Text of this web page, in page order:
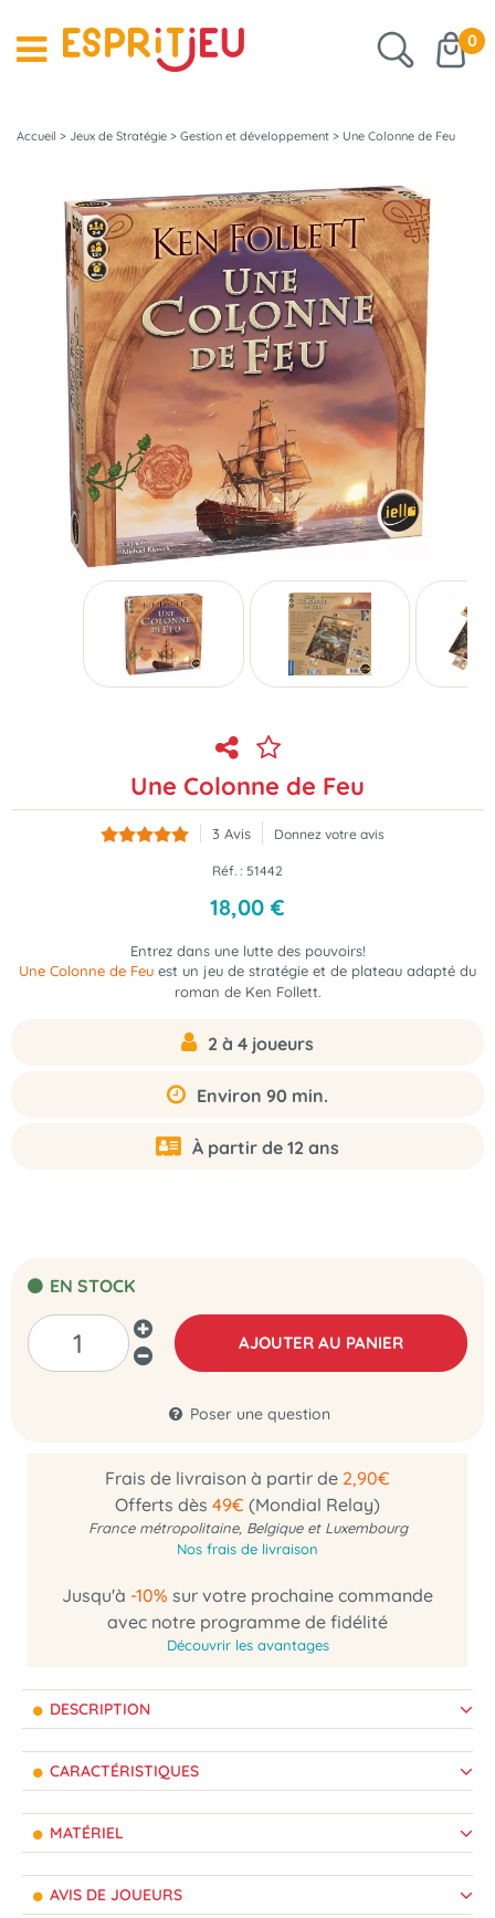
0
Accueil > Jeux de Stratégie > Gestion et développement > Une Colonne de Feu
Une Colonne de Feu
3 Avis Donnez votre avis
Réf. : 51442
18,00 €
Entrez dans une lutte des pouvoirs!
Une Colonne de Feu est un jeu de stratégie et de plateau adapté du
roman de Ken Follett.
2 à 4 joueurs
Environ 90 min.
À partir de 12 ans
EN STOCK
AJOUTER AU PANIER
Poser une question
Frais de livraison à partir de 2,90€
Offerts dès 49€ (Mondial Relay)
France métropolitaine, Belgique et Luxembourg
Nos frais de livraison
Jusqu'à -10% sur votre prochaine commande
avec notre programme de fidélité
Découvrir les avantages
DESCRIPTION
CARACTÉRISTIQUES
MATÉRIEL
AVIS DE JOUEURS